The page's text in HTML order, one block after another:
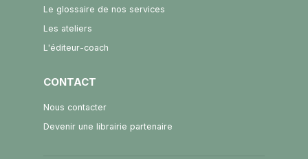
Le glossaire de nos services
Les ateliers
L'éditeur-coach
CONTACT
Nous contacter
Devenir une librairie partenaire